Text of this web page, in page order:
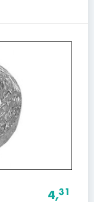
4,31